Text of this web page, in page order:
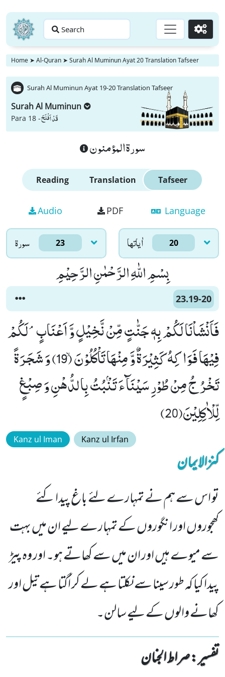
Search Go
Home ➤ Al-Quran ➤ Surah Al Muminun Ayat 20 Translation Tafseer
Surah Al Muminun Ayat 19-20 Translation Tafseer
Surah Al Muminun
Para 18 -قَدْ اَفْلَحَ
سورة المؤمنون
Reading Translation Tafseer
Audio PDF Language
سورۃ 23 اٰياتها 20
بِسْمِ اللّٰهِ الرَّحْمٰنِ الرَّحِیْمِ
23.19-20
فَاَنْشَاْنَا لَكُمْ بِهٖ جَنّٰتٍ مِّنْ نَّخِیْلٍ وَّ اَعْنَابٍۘ-لَكُمْ
فِیْهَا فَوَاكِهُ كَثِیْرَةٌ وَّ مِنْهَا تَاْكُلُوْنَۙ (19) وَ شَجَرَةً
تَخْرُ جُ مِنْ طُوْرِ سَیْنَآءَ تَنْۢبُتُ بِالدُّهْنِ وَ صِبْغٍ
لِّلْاٰكِلِیْنَ(20)
Kanz ul Iman Kanz ul Irfan
کنزالایمان
تو اس سے ہم نے تمہارے لئے باغ پیدا کئے
کھجوروں اور انگوروں کے تمہارے لیے ان میں بہت
سے میوے ہیں اور ان میں سے کھاتے ہو۔ اور وہ پیڑ
پیدا کیا کہ طور سینا سے نکلتا ہے لے کر اُگتا ہے تیل اور
کھانے والوں کے لیے سالن۔
تفسیر : ‎صراط الجنان